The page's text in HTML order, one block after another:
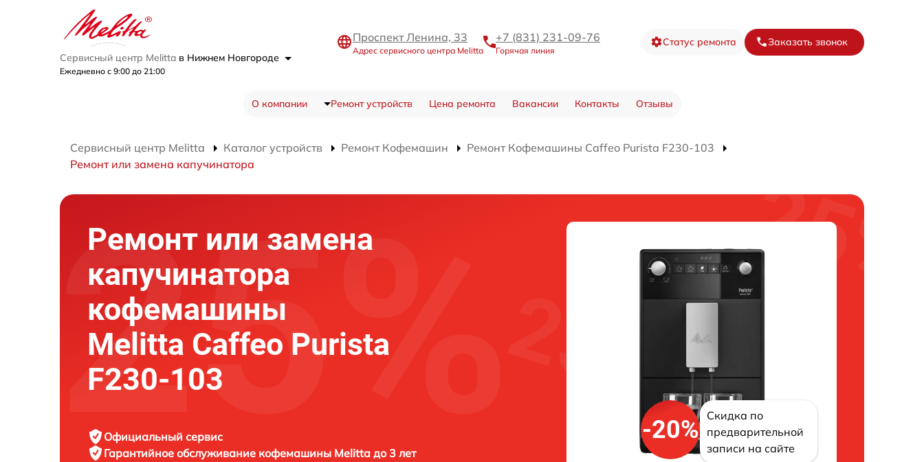
Сервисный центр Melitta в Нижнем Новгороде
Ежедневно с 9:00 до 21:00
Проспект Ленина, 33
Адрес сервисного центра Melitta
+7 (831) 231-09-76
Горячая линия
Статус ремонта Заказать звонок
О компании Ремонт устройств Цена ремонта Вакансии Контакты Отзывы
Сервисный центр Melitta Каталог устройств Ремонт Кофемашин
Ремонт Кофемашины Caffeo Purista F230-103
Ремонт или замена капучинатора
Ремонт или замена
капучинатора
кофемашины
Melitta Caffeo Purista
F230-103
Официальный сервис
Гарантийное обслуживание кофемашины Melitta до 3 лет
-20%
Скидка по
предварительной
записи на сайте